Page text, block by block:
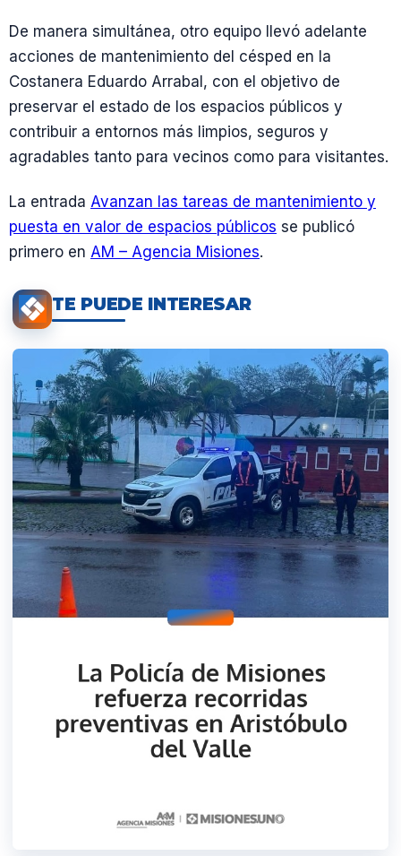
De manera simultánea, otro equipo llevó adelante
acciones de mantenimiento del césped en la
Costanera Eduardo Arrabal, con el objetivo de
preservar el estado de los espacios públicos y
contribuir a entornos más limpios, seguros y
agradables tanto para vecinos como para visitantes.
La entrada Avanzan las tareas de mantenimiento y
puesta en valor de espacios públicos se publicó
primero en AM – Agencia Misiones.
TE PUEDE INTERESAR